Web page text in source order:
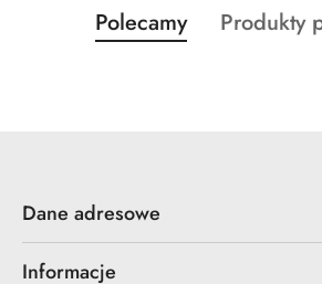
Pomiń karuzelę produktów
Produkty
o
Polecamy
Produkty
Produkty
Dane adresowe
Informacje